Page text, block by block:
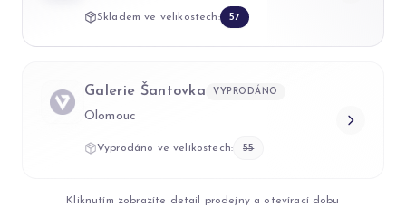
Skladem ve velikostech: 57
Galerie Šantovka VYPRODÁNO
Olomouc
Vyprodáno ve velikostech: 55
Kliknutím zobrazíte detail prodejny a otevírací dobu